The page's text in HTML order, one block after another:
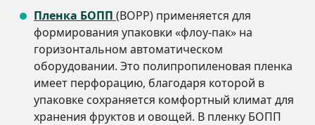
Пленка БОПП (BOPP) применяется для
формирования упаковки «флоу-пак» на
горизонтальном автоматическом
оборудовании. Это полипропиленовая пленка
имеет перфорацию, благодаря которой в
упаковке сохраняется комфортный климат для
хранения фруктов и овощей. В пленку БОПП